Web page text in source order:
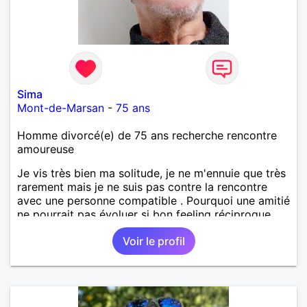
Sima
Mont-de-Marsan - 75 ans
Homme divorcé(e) de 75 ans recherche rencontre
amoureuse
Je vis très bien ma solitude, je ne m'ennuie que très
rarement mais je ne suis pas contre la rencontre
avec une personne compatible . Pourquoi une amitié
ne pourrait pas évoluer si bon feeling réciproque...
Je recherche de la proximité car je ne souhaite pas
vivre sous le même toit.Voir le profil